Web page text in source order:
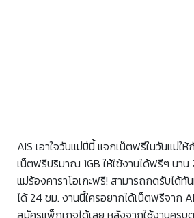
AIS เอาใจวันแม่ปีนี้ แจกเน็ตฟรีในวันแม่ใ
เน็ตฟรีปริมาณ 1GB ให้ใช้งานได้ฟรีๆ นา
แม่ร้องคาราโอเกะฟรี! สามารถกดรับได้ทั
ได้ 24 ชม. งานนี้ใครอยากได้เน็ตฟรีจาก
สมัครแพ็กเกจได้เลย หลังจากใช้งานครบ